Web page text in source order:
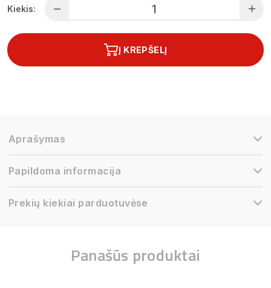
Kiekis:
Į KREPŠELĮ
Aprašymas
Papildoma informacija
Prekių kiekiai parduotuvėse
Panašūs produktai